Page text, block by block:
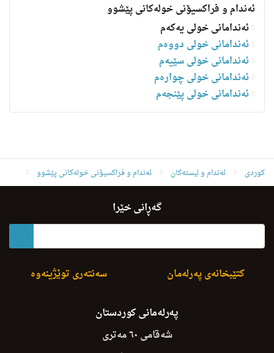
ئەندام و فراکسیۆنی خولەکانی پێشوو
ئەندامانی خولی یەکەم
ئەندامانی خولی دووەم
ئەندامانی خولی سێیەم
ئەندامانی خولی چوارەم
ئه‌ندامانی خولی پێنجەم
کوردی ئه‌ندام و لیسته‌كان ئەندام و فراکسیۆنی خولەکانی پێشوو
بطرس أسخریا هرمز
گەڕانی خێرا
سەنتەری توێژینەوە کتێبخانەی پەرلەمان
پەرلەمانی کوردستان
شەقامی ٦٠ مەتری